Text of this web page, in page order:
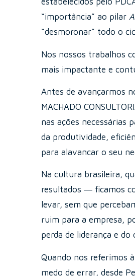
“importância” ao pilar
“desmoronar” todo o
Nos nossos trabalhos
mais impactante e
Antes de avançarmos
MACHADO
nas ações necessárias
da produtividade,
para alavancar o seu
Na cultura brasileira,
resultados ― ficamos
levar, sem que
ruim para a empresa,
perda de liderança e do
Quando nos referimos
medo de errar, desde